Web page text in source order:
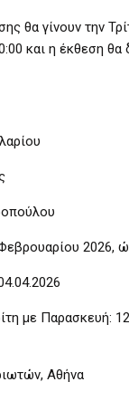
θα γίνουν την
και η έκθεση θα
2026,
με Παρασκευή:
Αθήνα